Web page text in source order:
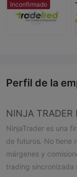
Inconfirmado
Perfil de la
NINJA
NinjaTrader es una
de futuros. No tiene
márgenes y
trading sincronizada